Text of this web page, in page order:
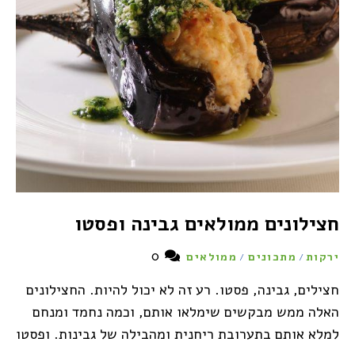
חצילונים ממולאים גבינה ופסטו
ירקות / מתכונים / ממולאים 0
חצילים, גבינה, פסטו. רע זה לא יכול להיות. החצילונים
האלה ממש מבקשים שימלאו אותם, וכמה נחמד ומנחם
למלא אותם בתערובת ריחנית ומהבילה של גבינות. ופסטו